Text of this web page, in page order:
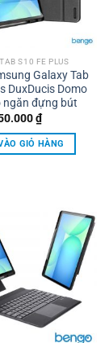
S10 FE PLUS
Galaxy Tab
DuxDucis Domo
ngăn đựng bút
₫
GIỎ HÀNG